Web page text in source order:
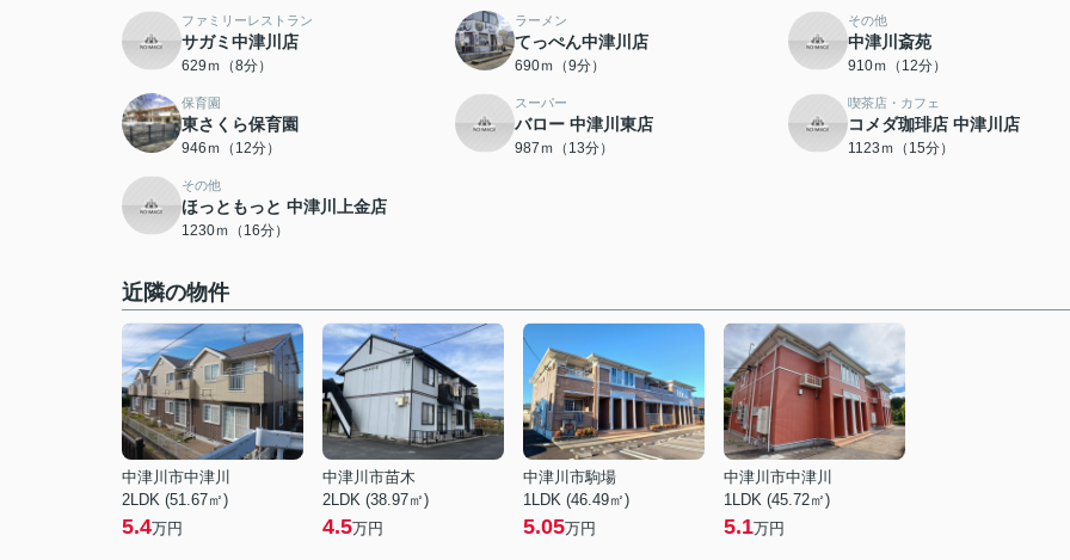
ファミリーレストラン
サガミ中津川店
629ｍ（8分）
ラーメン
てっぺん中津川店
690ｍ（9分）
その他
中津川斎苑
910ｍ（12分）
保育園
東さくら保育園
946ｍ（12分）
スーパー
バロー 中津川東店
987ｍ（13分）
喫茶店・カフェ
コメダ珈琲店 中津川店
1123ｍ（15分）
その他
ほっともっと 中津川上金店
1230ｍ（16分）
近隣の物件
中津川市中津川
2LDK (51.67㎡)
5.4万円
中津川市苗木
2LDK (38.97㎡)
4.5万円
中津川市駒場
1LDK (46.49㎡)
5.05万円
中津川市中津川
1LDK (45.72㎡)
5.1万円